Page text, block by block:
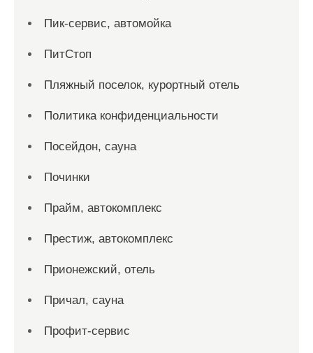
Пик-сервис, автомойка
ПитСтоп
Пляжный поселок, курортный отель
Политика конфиденциальности
Посейдон, сауна
Починки
Прайм, автокомплекс
Престиж, автокомплекс
Прионежский, отель
Причал, сауна
Профит-сервис